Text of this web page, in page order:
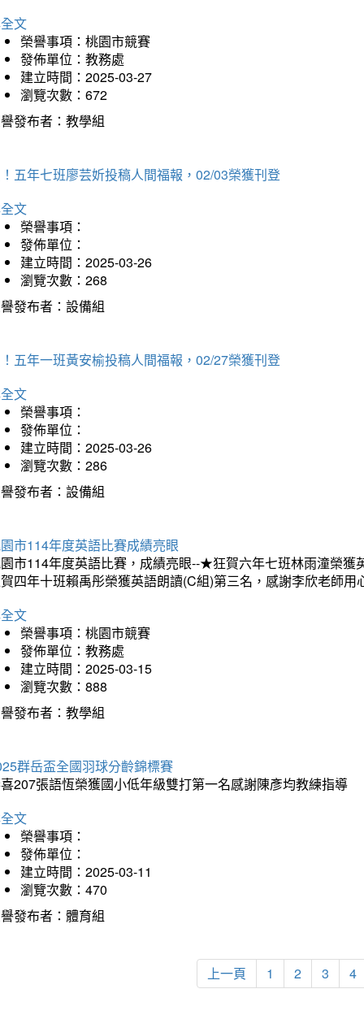
文
榮譽事項：桃園市競賽
發佈單位：教務處
建立時間：2025-03-27
瀏覽次數：672
發布者：教學組
五年七班廖芸妡投稿人間福報，02/03榮獲刊登
文
榮譽事項：
發佈單位：
建立時間：2025-03-26
瀏覽次數：268
發布者：設備組
五年一班黃安榆投稿人間福報，02/27榮獲刊登
文
榮譽事項：
發佈單位：
建立時間：2025-03-26
瀏覽次數：286
發布者：設備組
市114年度英語比賽成績亮眼
市114年度英語比賽，成績亮眼--★狂賀六年七班林雨潼榮
四年十班賴禹彤榮獲英語朗讀(C組)第三名，感謝李欣老師
文
榮譽事項：桃園市競賽
發佈單位：教務處
建立時間：2025-03-15
瀏覽次數：888
發布者：教學組
群岳盃全國羽球分齡錦標賽
207張語恆榮獲國小低年級雙打第一名感謝陳彥均教練指導
文
榮譽事項：
發佈單位：
建立時間：2025-03-11
瀏覽次數：470
發布者：體育組
上一頁 1 2 3 4